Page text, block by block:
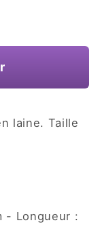
laine. Taille
- Longueur :